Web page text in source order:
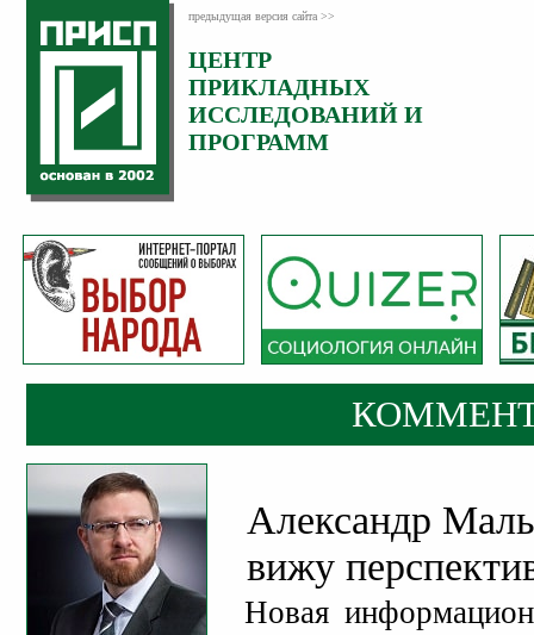
предыдущая версия сайта >>
ЦЕНТР
ПРИКЛАДНЫХ
ИССЛЕДОВАНИЙ И
ПРОГРАММ
Александр
вижу
Новая
Категория:
Комментарии